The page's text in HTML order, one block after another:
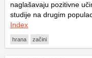
naglašavaju pozitivne
studije na drugim
Index
hrana začini